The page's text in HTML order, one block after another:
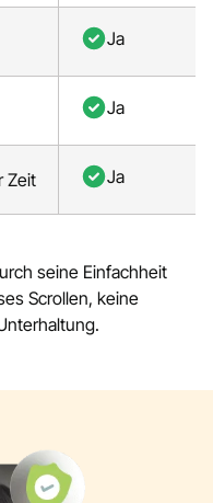
Ja
Ja
Zeit Ja
seine Einfachheit
Scrollen, keine